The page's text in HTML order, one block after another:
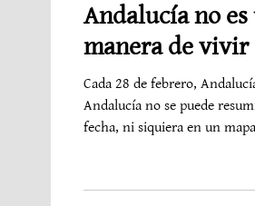
Andalucía no es
manera de vivir
Cada 28 de febrero,
Andalucía no se puede
fecha, ni siquiera en un
sobre los olivos al final del